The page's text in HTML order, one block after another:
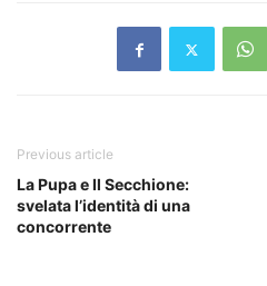
Previous article
La Pupa e Il Secchione:
svelata l’identità di una
concorrente